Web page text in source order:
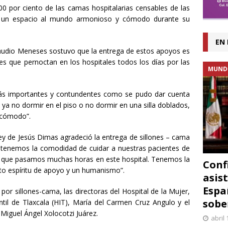
por ciento de las camas hospitalarias censables de las
espacio al mundo armonioso y cómodo durante su
Meneses sostuvo que la entrega de estos apoyos es
que pernoctan en los hospitales todos los días por las
importantes y contundentes como se pudo dar cuenta
no dormir en el piso o no dormir en una silla doblados,
de Jesús Dimas agradeció la entrega de sillones – cama
la comodidad de cuidar a nuestras pacientes de
pasamos muchas horas en este hospital. Tenemos la
espíritu de apoyo y un humanismo”.
sillones-cama, las directoras del Hospital de la Mujer,
de Tlaxcala (HIT), María del Carmen Cruz Angulo y el
Ángel Xolocotzi Juárez.
EN
abril